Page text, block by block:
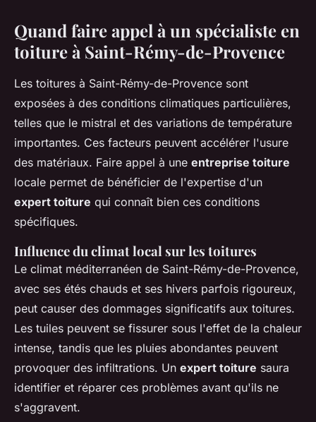
Quand faire appel à un spécialiste en
toiture à Saint-Rémy-de-Provence
Les toitures à Saint-Rémy-de-Provence sont
exposées à des conditions climatiques particulières,
telles que le mistral et des variations de température
importantes. Ces facteurs peuvent accélérer l'usure
des matériaux. Faire appel à une entreprise toiture
locale permet de bénéficier de l'expertise d'un
expert toiture qui connaît bien ces conditions
spécifiques.
Influence du climat local sur les toitures
Le climat méditerranéen de Saint-Rémy-de-Provence,
avec ses étés chauds et ses hivers parfois rigoureux,
peut causer des dommages significatifs aux toitures.
Les tuiles peuvent se fissurer sous l'effet de la chaleur
intense, tandis que les pluies abondantes peuvent
provoquer des infiltrations. Un expert toiture saura
identifier et réparer ces problèmes avant qu'ils ne
s'aggravent.